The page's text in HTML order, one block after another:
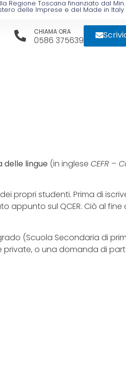
Regione Toscana finanziato dal Min.
delle Imprese e del Made in Italy
CHIAMA ORA
0586 375639
delle lingue (in inglese CEFR –
propri studenti. Prima di
appunto sul QCER. Ciò al fine
(Scuola Secondaria di
private, o una domanda di